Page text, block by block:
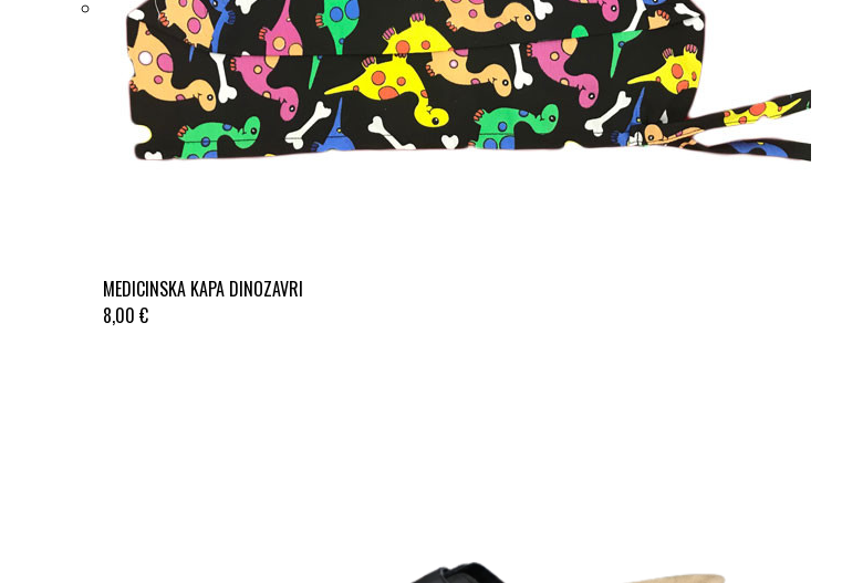
MEDICINSKA KAPA DINOZAVRI
8,00 €